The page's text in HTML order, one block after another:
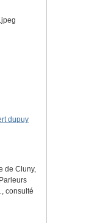
dupuy
de Cluny,
, consulté